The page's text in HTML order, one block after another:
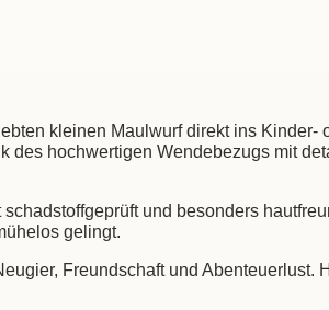
kleinen Maulwurf direkt ins
hochwertigen Wendebezugs mit
und besonders
gelingt.
Freundschaft und